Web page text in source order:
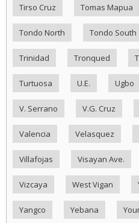
Tirso Cruz Tomas Mapua
Tondo North Tondo South
Trinidad Tronqued
Turtuosa U.E. Ugbo
V. Serrano V.G. Cruz
Valencia Velasquez
Villafojas Visayan Ave.
Vizcaya West Vigan
Yangco Yebana